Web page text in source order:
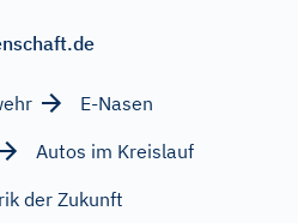
E-Nasen
Autos im Kreislauf
der Zukunft